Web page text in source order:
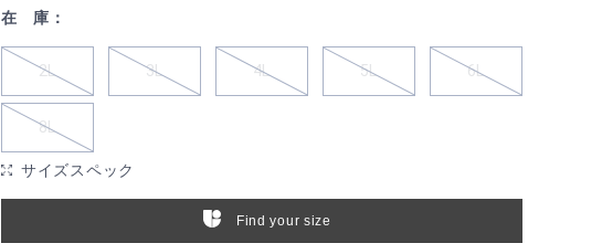
在 庫：
2L 3L 4L 5L 6L
8L
サイズスペック
Find your size